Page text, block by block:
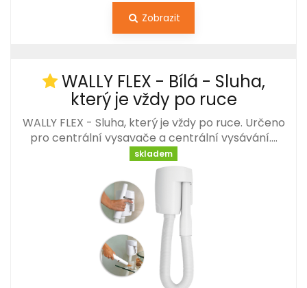
Zobrazit
WALLY FLEX - Bílá - Sluha,
který je vždy po ruce
WALLY FLEX - Sluha, který je vždy po ruce. Určeno
pro centrální vysavače a centrální vysávání.…
skladem